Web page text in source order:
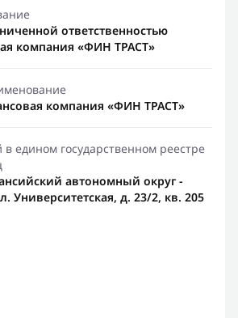
ответственностью
компания «ФИН ТРАСТ»
компания «ФИН ТРАСТ»
едином государственном реестре
автономный округ -
Университетская, д. 23/2, кв. 205